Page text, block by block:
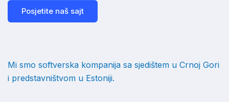
Posjetite naš sajt
Mi smo softverska kompanija sa sjedištem u Crnoj Gori
i predstavništvom u Estoniji.